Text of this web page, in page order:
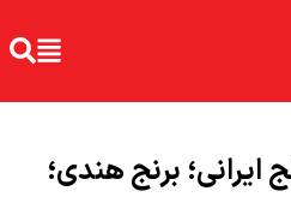
ایرانی؛ برنج هندی؛